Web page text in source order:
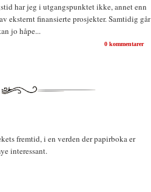
har jeg i utgangspunktet ikke, annet enn
eksternt finansierte prosjekter. Samtidig går
jo håpe...
0 kommentarer
fremtid, i en verden der papirboka er
interessant.